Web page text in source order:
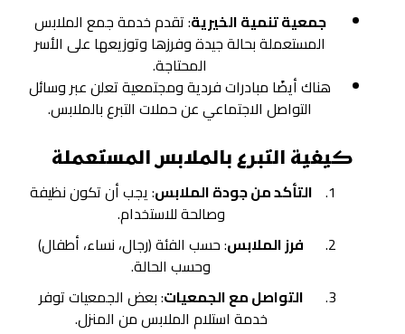
جمعية تنمية الخيرية: تقدم خدمة جمع الملابس
المستعملة بحالة جيدة وفرزها وتوزيعها على الأسر
المحتاجة.
هناك أيضًا مبادرات فردية ومجتمعية تعلن عبر وسائل
التواصل الاجتماعي عن حملات التبرع بالملابس.
كيفية التبرع بالملابس المستعملة
التأكد من جودة الملابس: يجب أن تكون نظيفة
وصالحة للاستخدام.
فرز الملابس: حسب الفئة (رجال، نساء، أطفال)
وحسب الحالة.
التواصل مع الجمعيات: بعض الجمعيات توفر
خدمة استلام الملابس من المنزل.